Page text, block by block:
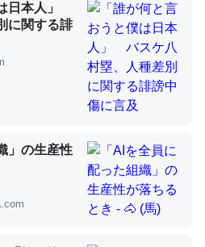
と前の伏線」は回収されないけ
い分量。進化すればするほど分
の考察（１） - conceptualization
のか。知らんかった。調べたら
エビの600分の1程度。
日本人」
に関する誹
」の生産性